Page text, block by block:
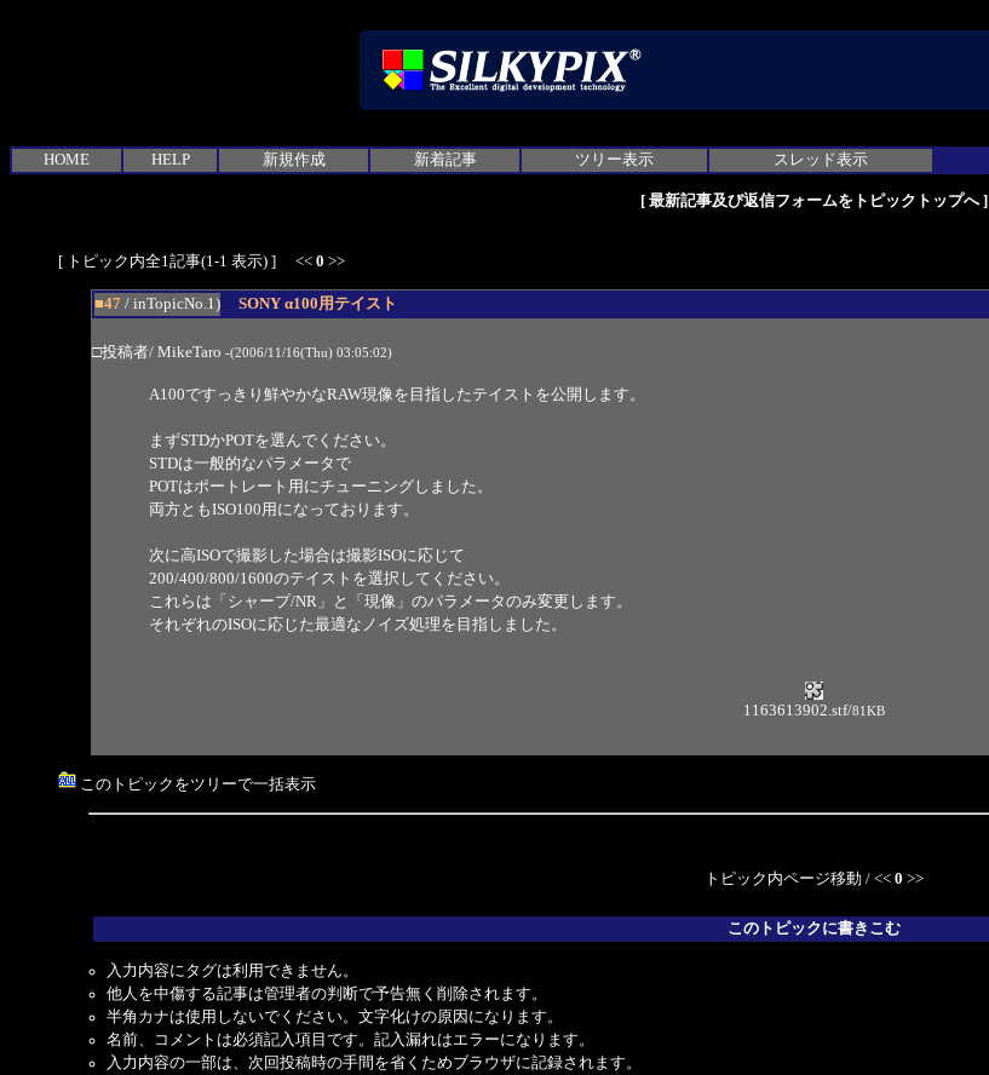
HOME HELP 新規作成 新着記事 ツリー表示 スレッド表示
[ 最新記事及び返信フォームをトピックトップへ]
[ トピック内全1記事(1-1 表示) ] << 0 >>
■47 / inTopicNo.1)
SONY α100用テイスト
□投稿者/ MikeTaro -(2006/11/16(Thu) 03:05:02)
A100ですっきり鮮やかなRAW現像を目指したテイストを公開します。
まずSTDかPOTを選んでください。
STDは一般的なパラメータで
POTはポートレート用にチューニングしました。
両方ともISO100用になっております。
次に高ISOで撮影した場合は撮影ISOに応じて
200/400/800/1600のテイストを選択してください。
これらは「シャープ/NR」と「現像」のパラメータのみ変更します。
それぞれのISOに応じた最適なノイズ処理を目指しました。
1163613902.stf/81KB
このトピックをツリーで一括表示
トピック内ページ移動 / << 0 >>
このトピックに書きこむ
入力内容にタグは利用できません。
他人を中傷する記事は管理者の判断で予告無く削除されます。
半角カナは使用しないでください。文字化けの原因になります。
名前、コメントは必須記入項目です。記入漏れはエラーになります。
入力内容の一部は、次回投稿時の手間を省くためブラウザに記録されます。